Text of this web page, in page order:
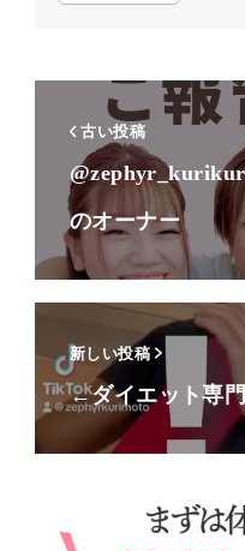
古い投稿
のオーナー
新しい投稿
←ダイエット専